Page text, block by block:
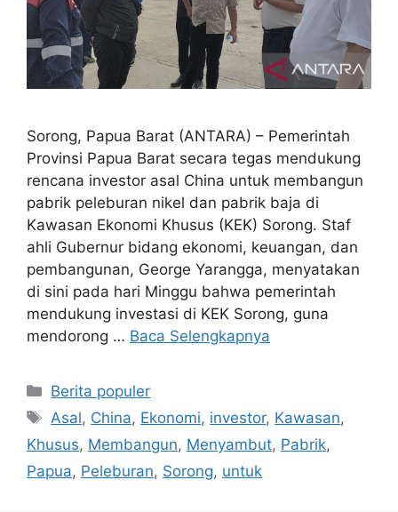
Sorong, Papua Barat (ANTARA) – Pemerintah
Provinsi Papua Barat secara tegas mendukung
rencana investor asal China untuk membangun
pabrik peleburan nikel dan pabrik baja di
Kawasan Ekonomi Khusus (KEK) Sorong. Staf
ahli Gubernur bidang ekonomi, keuangan, dan
pembangunan, George Yarangga, menyatakan
di sini pada hari Minggu bahwa pemerintah
mendukung investasi di KEK Sorong, guna
mendorong … Baca Selengkapnya
Kategori
Berita populer
Tag
Asal, China, Ekonomi, investor, Kawasan,
Khusus, Membangun, Menyambut, Pabrik,
Papua, Peleburan, Sorong, untuk